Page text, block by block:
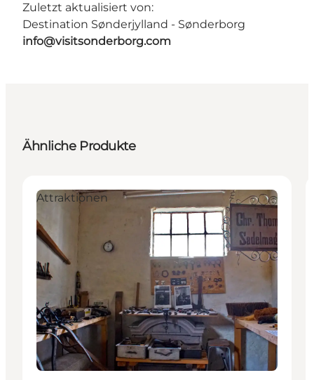
Zuletzt aktualisiert von:
Destination Sønderjylland - Sønderborg
info@visitsonderborg.com
Ähnliche Produkte
Attraktionen